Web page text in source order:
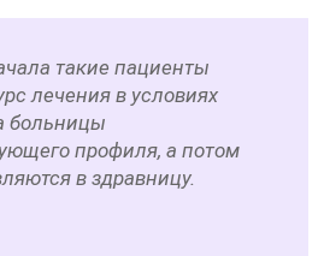
такие пациенты
лечения в условиях
больницы
профиля, а потом
в здравницу.